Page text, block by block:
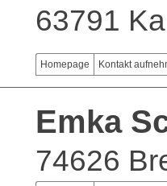
63791
Homepage Kontakt
Emka
74626